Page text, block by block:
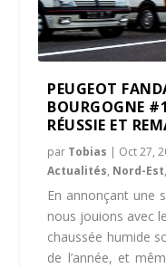
PEUGEOT
BOURGOGNE
RÉUSSIE ET
par Tobias | Oct 27,
Actualités, Nord-Est,
En annonçant une
nous jouions avec
chaussée humide
de l’année, et